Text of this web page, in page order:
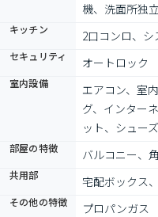
機、洗面所独立
キッチン 2口コンロ、
セキュリティ オートロック
室内設備
エアコン、室
グ、インター
ット、シュー
部屋の特徴 バルコニー、
共用部 宅配ボックス
その他の特徴 プロパンガス